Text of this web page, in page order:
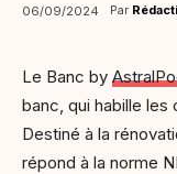
06/09/2024 Par
Le Banc by
banc, qui habille
Destiné à la
répond à la norme